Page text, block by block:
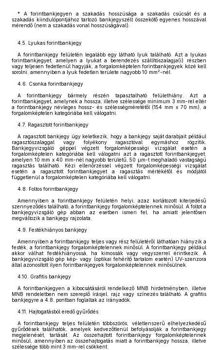
* A forintbankjegyen a szakadás hosszúsága a szakadás csúcsát és a
szakadás kiindulópontjához tartozó bankjegyszélt összekötő egyenes hosszával
mérendő (nem a szakadás vonal hosszúságával).
4.5. Lyukas forintbankjegy
A forintbankjegy felületén legalább egy látható lyuk található. Azt a lyukas
forintbankjegyet, amelyen a lyukat a berendezés szállítószalagja(i) részben
vagy teljesen fedetlenül hagyják, a forgalomképtelen forintbankjegyek közé kell
sorolni, amennyiben a lyuk fedetlen területe nagyobb 10 mm2-nél.
4.6. Csonka forintbankjegy
A forintbankjegy bármely részén tapasztalható felülethiány. Azt a
forintbankjegyet, amelynek a hossza, illetve szélessége minimum 3 mm-rel eltér
a forintbankjegy névleges hossz- és szélességméretétől (154 mm x 70 mm), a
forgalomképtelen kategóriába kell válogatni.
4.7. Ragasztott forintbankjegy
A ragasztott bankjegy úgy keletkezik, hogy a bankjegy saját darabjait például
ragasztószalaggal vagy folyékony ragasztóval egymáshoz rögzítik.
Bankjegyvizsgáló géppel végzett forgalomképességi vizsgálat esetén a
forgalomképtelen kategóriába kell válogatni azt a ragasztott forintbankjegyet,
amelyen 10 mm x 40 mm-nél nagyobb területű, 50 μm-t meghaladó vastagságú
ragasztás található. Kézi ellenőrzéssel végzett forgalomképességi vizsgálat
esetén a ragasztott forintbankjegyet a ragasztás mértékétől és módjától
függetlenül a forgalomképtelen kategóriába kell válogatni.
4.8. Foltos forintbankjegy
Amennyiben a forintbankjegy felületén helyi, azaz korlátozott kiterjedésű
szennyeződés található, a forintbankjegy forgalomképtelennek minősül. A foltot a
bankjegyvizsgáló gép abban az esetben ismeri fel, ha amiatt jelentősen
megváltozik a bankjegy rajzolata.
4.9. Festékhiányos bankjegy
Amennyiben a forintbankjegy teljes vagy rész felületéről láthatóan hiányzik a
festék, a forintbankjegy forgalomképtelennek minősül. A forintbankjegy például
akkor válhat festékhiányossá, ha kimossák vagy vegyszerrel érintkezik. A
bankjegyvizsgáló gép kép- vagy (optikai fehérítő tartalom esetén) UV-szenzora
által azonosított ilyen forintbankjegyek forgalomképtelennek minősülnek.
4.10. Grafitis bankjegy
A forintbankjegyen a kibocsátásáról rendelkező MNB hirdetményben, illetve
MNB rendeletben nem szereplő írásjel, rajz vagy színezés található. A grafitis
bankjegyre a 4.8. pontban foglaltak az irányadók.
4.11. Hajtogatásból eredő gyűrődés
A forintbankjegy teljes felületén többszörös, véletlenszerű elhelyezkedésű
gyűrődések találhatók, amelyek kedvezőtlenül befolyásolják a forintbankjegy
megjelenését, tartását. Az összehajtott forintbankjegy forgalomképtelennek
minősül, amennyiben az összehajtogatás miatt a forintbankjegy hossza, illetve
szélessége több mint 3 mm-rel csökkent.